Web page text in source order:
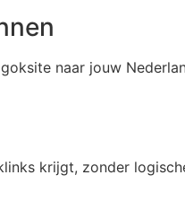
naar jouw
krijgt, zonder